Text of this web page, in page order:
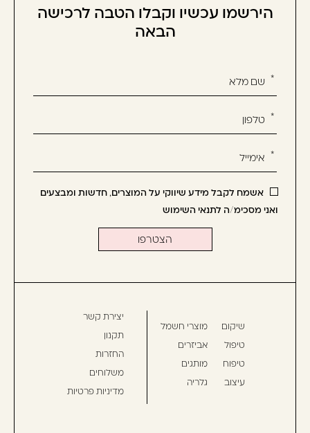
הירשמו עכשיו וקבלו הטבה לרכישה
הבאה
אנא
מלאו
את
טופס
הירשמו
עכשיו
וקבלו
אשמח לקבל מידע שיווקי על המוצרים, חדשות ומבצעים
ואני מסכימ/ה לתנאי השימוש
שיקום
טיפול
טיפוח
עיצוב
מוצרי חשמל
אביזרים
מותגים
גלריה
יצירת קשר
תקנון
החזרות
משלוחים
מדיניות פרטיות